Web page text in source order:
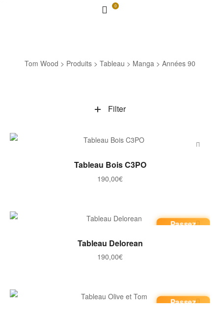
0
Tom Wood > Produits > Tableau > Manga > Années 90
Filter
AJOUTER AU PANIER
Tableau Bois C3PO
190,00€
Passez
AJOUTER AU PANIER
Tableau Delorean
190,00€
Passez